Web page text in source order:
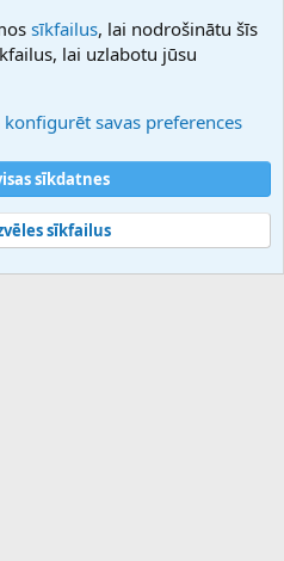
2025 XenForo Ltd.
sīkfailus, lai nodrošinātu šīs
lai uzlabotu jūsu
savas preferences
sīkdatnes
sīkfailus